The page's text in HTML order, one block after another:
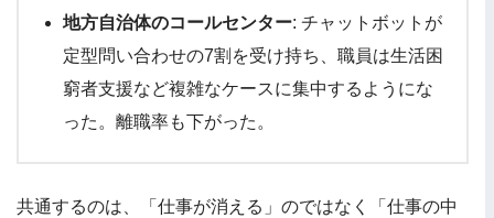
地方自治体のコールセンター: チャットボットが
定型問い合わせの7割を受け持ち、職員は生活困
窮者支援など複雑なケースに集中するようにな
った。離職率も下がった。
共通するのは、「仕事が消える」のではなく「仕事の中